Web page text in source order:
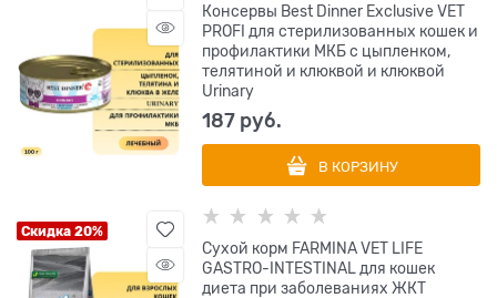
Консервы Best Dinner Exclusive VET
PROFI для стерилизованных кошек и
профилактики МКБ с цыпленком,
телятиной и клюквой и клюквой
Urinary
187 руб.
В КОРЗИНУ
Скидка 20%
Сухой корм FARMINA VET LIFE
GASTRO-INTESTINAL для кошек
диета при заболеваниях ЖКТ